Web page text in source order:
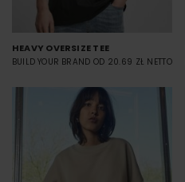
HEAVY OVERSIZE TEE
BUILD YOUR BRAND OD 20.69 ZŁ NETTO